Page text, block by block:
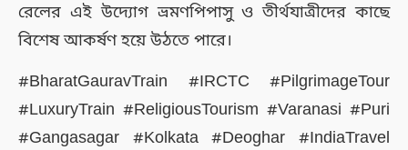
রেলের এই উদ্যোগ ভ্রমণপিপাসু ও তীর্থযাত্রীদের কাছে
বিশেষ আকর্ষণ হয়ে উঠতে পারে।
#BharatGauravTrain #IRCTC #PilgrimageTour
#LuxuryTrain #ReligiousTourism #Varanasi #Puri
#Gangasagar #Kolkata #Deoghar #IndiaTravel